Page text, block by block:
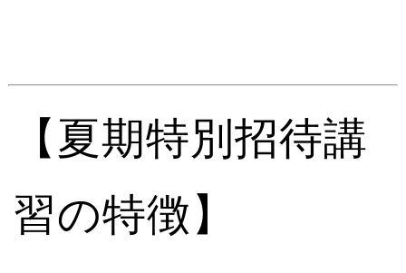
【夏期特別招待講
習の特徴】